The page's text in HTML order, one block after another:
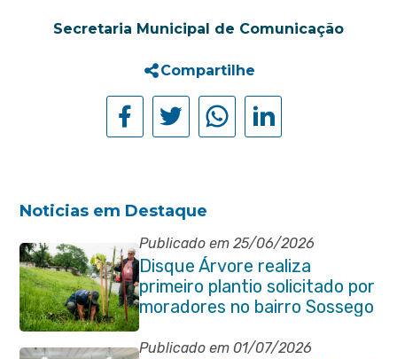
Secretaria Municipal de Comunicação
Compartilhe
Noticias em Destaque
Publicado em 25/06/2026
Disque Árvore realiza
primeiro plantio solicitado por
moradores no bairro Sossego
Publicado em 01/07/2026